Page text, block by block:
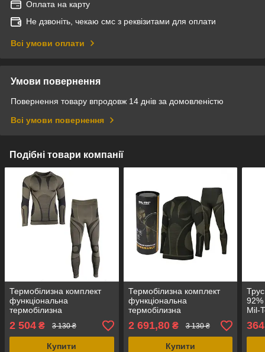
Оплата на карту
Не дзвоніть, чекаю смс з реквізитами для оплати
Всі умови оплати
Умови повернення
Повернення товару впродовж 14 днів за домовленістю
Всі умови повернення
Подібні товари компанії
Термобілизна комплект
функціональна
термобілизна
'performance' синтетика
олива, Mil-Tec Німеччина
2 504 ₴ 3 130 ₴
Купити
Термобілизна комплект
функціональна
термобілизна
'performance' чорний
синтетика, Mil-Tec
Німеччина
2 691,80₴ 3 130 ₴
Купити
Mil-